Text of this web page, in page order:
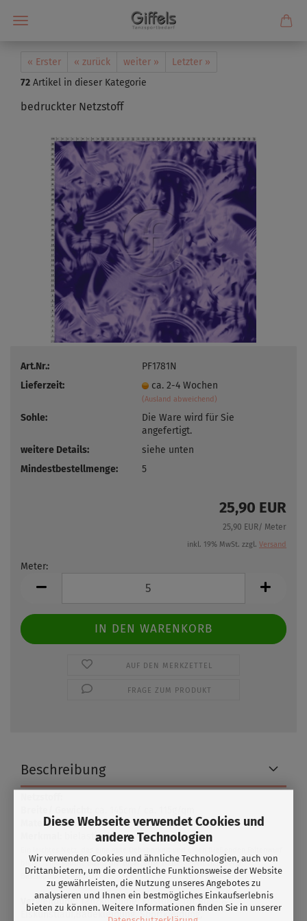
Diese Webseite verwendet Cookies und
andere Technologien
Wir verwenden Cookies und ähnliche Technologien, auch von
Drittanbietern, um die ordentliche Funktionsweise der Website
zu gewährleisten, die Nutzung unseres Angebotes zu
analysieren und Ihnen ein bestmögliches Einkaufserlebnis
bieten zu können. Weitere Informationen finden Sie in unserer
« Erster « zurück weiter »
Letzter »
72 Artikel in dieser Kategorie
bedruckter Netzstoff
Art.Nr.:
PF1781N
Lieferzeit:
ca. 2-4 Wochen
(Ausland abweichend)
Sohle:
Die Ware wird für Sie
angefertigt.
weitere Details:
siehe unten
Mindestbestellmenge:
5
25,90 EUR
25,90 EUR/ Meter
inkl. 19% MwSt. zzgl. Versand
Meter:
AUF DEN MERKZETTEL
FRAGE ZUM PRODUKT
Beschreibung
Material:83% Polyester/ 17% Elasthan
: bielastisch
bietet. Eine subtile Basis, die zusätzliche Vielseitigkeit zu unseren
Basisoptionen bietet.
Verwendung:Tanzkostüme, Kostüme für Roll- &
Eiskunstlauf,Badekleidung, Sportkleidung,